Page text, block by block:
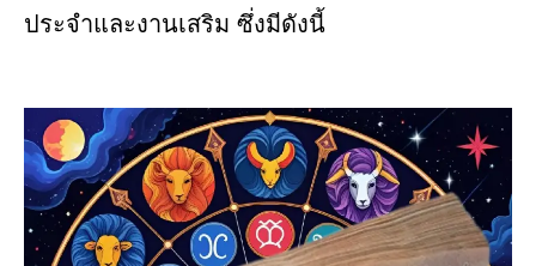
ประจำและงานเสริม ซึ่งมีดังนี้